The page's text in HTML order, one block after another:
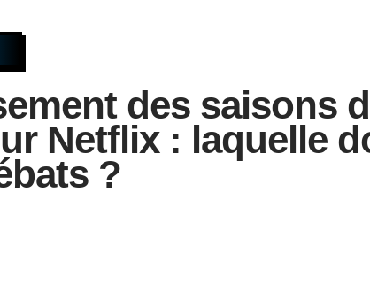
des saisons
Netflix : laquelle
?